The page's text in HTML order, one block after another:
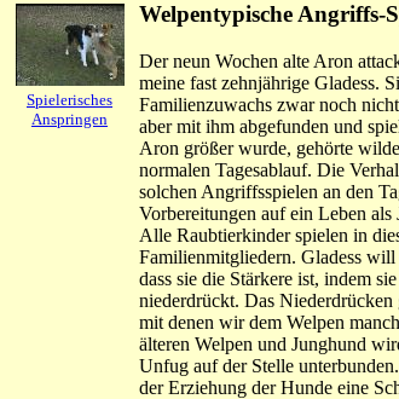
Spielerisches
Anspringen
Welpentypische Angriffs-
Der neun Wochen alte Aron
meine fast zehnjährige Gladess.
Familienzuwachs zwar noch
aber mit ihm abgefunden und
Aron größer wurde, gehörte
normalen Tagesablauf. Die
solchen Angriffsspielen an den
Vorbereitungen auf ein Leben als
Alle Raubtierkinder spielen in
Familienmitgliedern. Gladess
dass sie die Stärkere ist, indem
niederdrückt. Das Niederdrücken
mit denen wir dem Welpen
älteren Welpen und Junghund
Unfug auf der Stelle
der Erziehung der Hunde eine